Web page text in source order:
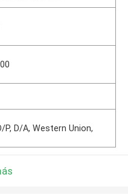
P, D/A, Western Union,